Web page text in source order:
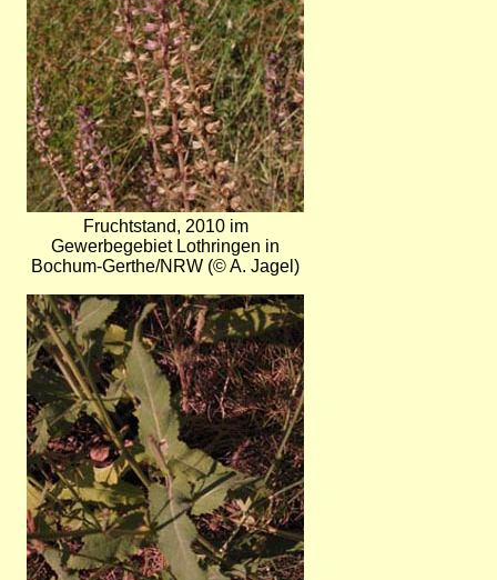
Fruchtstand, 2010 im
Gewerbegebiet Lothringen in
Bochum-Gerthe/NRW (© A. Jagel)
Bild